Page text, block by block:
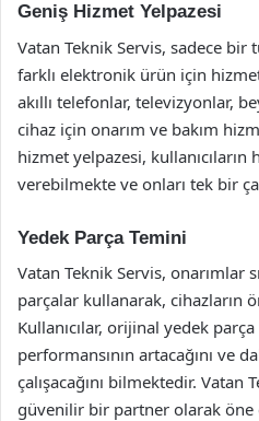
Geniş Hizmet Yelpazesi
Vatan Teknik Servis, sadece
farklı elektronik ürün için
akıllı telefonlar, televizyonlar,
cihaz için onarım ve bakım
hizmet yelpazesi,
verebilmekte ve onları tek bir
Yedek Parça Temini
Vatan Teknik Servis, onarımlar
parçalar kullanarak, cihazların
Kullanıcılar, orijinal yedek parça
performansının artacağını ve
çalışacağını bilmektedir. Vatan
güvenilir bir partner olarak öne